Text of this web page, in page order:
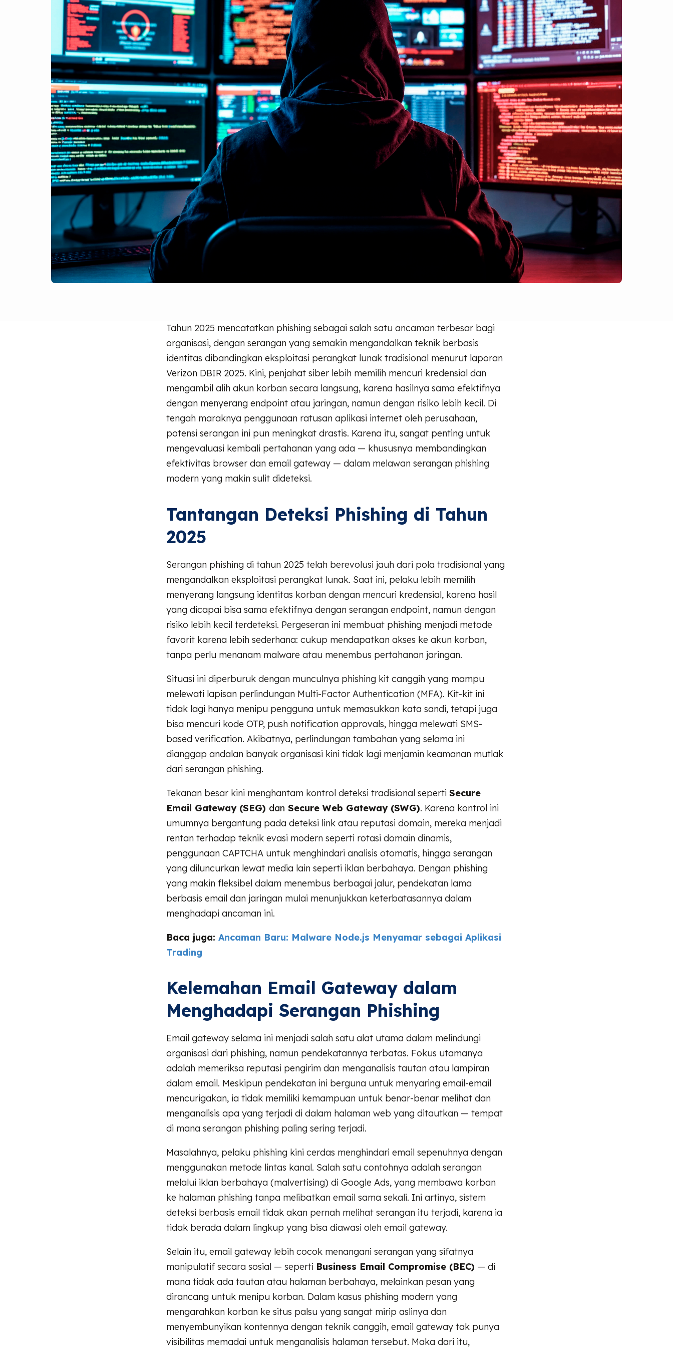
Tahun 2025 mencatatkan phishing sebagai salah satu ancaman terbesar bagi
organisasi, dengan serangan yang semakin mengandalkan teknik berbasis
identitas dibandingkan eksploitasi perangkat lunak tradisional menurut laporan
Verizon DBIR 2025. Kini, penjahat siber lebih memilih mencuri kredensial dan
mengambil alih akun korban secara langsung, karena hasilnya sama efektifnya
dengan menyerang endpoint atau jaringan, namun dengan risiko lebih kecil. Di
tengah maraknya penggunaan ratusan aplikasi internet oleh perusahaan,
potensi serangan ini pun meningkat drastis. Karena itu, sangat penting untuk
mengevaluasi kembali pertahanan yang ada — khususnya membandingkan
efektivitas browser dan email gateway — dalam melawan serangan phishing
modern yang makin sulit dideteksi.
Tantangan Deteksi Phishing di Tahun
2025
Serangan phishing di tahun 2025 telah berevolusi jauh dari pola tradisional yang
mengandalkan eksploitasi perangkat lunak. Saat ini, pelaku lebih memilih
menyerang langsung identitas korban dengan mencuri kredensial, karena hasil
yang dicapai bisa sama efektifnya dengan serangan endpoint, namun dengan
risiko lebih kecil terdeteksi. Pergeseran ini membuat phishing menjadi metode
favorit karena lebih sederhana: cukup mendapatkan akses ke akun korban,
tanpa perlu menanam malware atau menembus pertahanan jaringan.
Situasi ini diperburuk dengan munculnya phishing kit canggih yang mampu
melewati lapisan perlindungan Multi-Factor Authentication (MFA). Kit-kit ini
tidak lagi hanya menipu pengguna untuk memasukkan kata sandi, tetapi juga
bisa mencuri kode OTP, push notification approvals, hingga melewati SMS-
based verification. Akibatnya, perlindungan tambahan yang selama ini
dianggap andalan banyak organisasi kini tidak lagi menjamin keamanan mutlak
dari serangan phishing.
Tekanan besar kini menghantam kontrol deteksi tradisional seperti Secure
Email Gateway (SEG) dan Secure Web Gateway (SWG). Karena kontrol ini
umumnya bergantung pada deteksi link atau reputasi domain, mereka menjadi
rentan terhadap teknik evasi modern seperti rotasi domain dinamis,
penggunaan CAPTCHA untuk menghindari analisis otomatis, hingga serangan
yang diluncurkan lewat media lain seperti iklan berbahaya. Dengan phishing
yang makin fleksibel dalam menembus berbagai jalur, pendekatan lama
berbasis email dan jaringan mulai menunjukkan keterbatasannya dalam
menghadapi ancaman ini.
Baca juga: Ancaman Baru: Malware Node.js Menyamar sebagai Aplikasi
Trading
Kelemahan Email Gateway dalam
Menghadapi Serangan Phishing
Email gateway selama ini menjadi salah satu alat utama dalam melindungi
organisasi dari phishing, namun pendekatannya terbatas. Fokus utamanya
adalah memeriksa reputasi pengirim dan menganalisis tautan atau lampiran
dalam email. Meskipun pendekatan ini berguna untuk menyaring email-email
mencurigakan, ia tidak memiliki kemampuan untuk benar-benar melihat dan
menganalisis apa yang terjadi di dalam halaman web yang ditautkan — tempat
di mana serangan phishing paling sering terjadi.
Masalahnya, pelaku phishing kini cerdas menghindari email sepenuhnya dengan
menggunakan metode lintas kanal. Salah satu contohnya adalah serangan
melalui iklan berbahaya (malvertising) di Google Ads, yang membawa korban
ke halaman phishing tanpa melibatkan email sama sekali. Ini artinya, sistem
deteksi berbasis email tidak akan pernah melihat serangan itu terjadi, karena ia
tidak berada dalam lingkup yang bisa diawasi oleh email gateway.
Selain itu, email gateway lebih cocok menangani serangan yang sifatnya
manipulatif secara sosial — seperti Business Email Compromise (BEC) — di
mana tidak ada tautan atau halaman berbahaya, melainkan pesan yang
dirancang untuk menipu korban. Dalam kasus phishing modern yang
mengarahkan korban ke situs palsu yang sangat mirip aslinya dan
menyembunyikan kontennya dengan teknik canggih, email gateway tak punya
visibilitas memadai untuk menganalisis halaman tersebut. Maka dari itu,